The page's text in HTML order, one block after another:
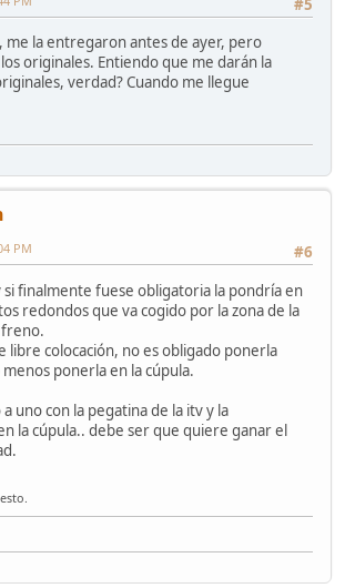
#5
me la entregaron antes de ayer, pero
originales. Entiendo que me darán la
verdad? Cuando me llegue
#6
PM
si finalmente fuese obligatoria la pondría en
redondos que va cogido por la zona de la
freno.
libre colocación, no es obligado ponerla
ponerla en la cúpula.
uno con la pegatina de la itv y la
la cúpula.. debe ser que quiere ganar el